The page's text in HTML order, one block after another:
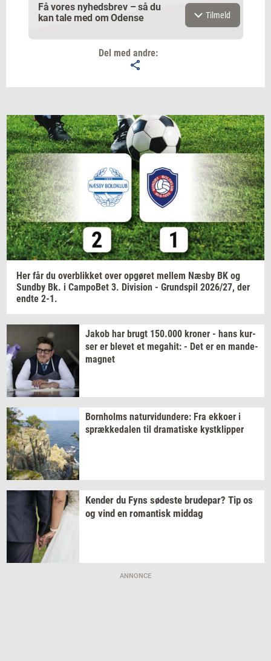
Få vores nyhedsbrev – så du
kan tale med om Odense
Navn
Jeg vil gerne modtage et nyhedsoverblik, samt
relevante tilbud og brugerfordele på mail. Det er altid
muligt at afmelde.
Privatlivspolitik.
Tilmeld
Del med andre:
Her får du over­blik­ket over op­gø­ret mel­lem Næsby BK og
Sund­by Bk. i Cam­po­Bet 3. Di­vi­sion - Grund­spil 2026/27, der
endte 2-1.
Jakob har brugt 150.000 kro­ner - hans kur­
ser er ble­vet et me­ga­hit: - Det er en mande-​
magnet
Born­holms na­tur­vi­dun­de­re: Fra ek­ko­er i
spræk­ke­da­len til dra­ma­ti­ske kyst­klip­per
Ken­der du Fyns sø­de­ste bru­de­par? Tip os
og vind en ro­man­tisk mid­dag
ANNONCE